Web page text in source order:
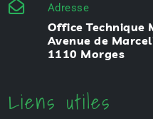
Adresse
Office Technique
Avenue de
1110 Morges
Liens utiles